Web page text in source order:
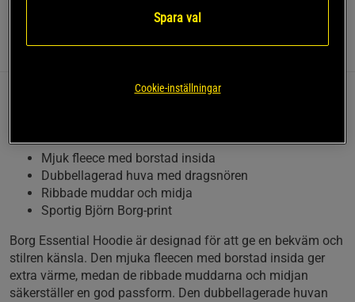
Mjuk fleece med borstad insida
Dubbellagerad huva med dragsnören
Ribbade muddar och midja
Sportig Björn Borg-print
Borg Essential Hoodie är designad för att ge en bekväm och
stilren känsla. Den mjuka fleecen med borstad insida ger
extra värme, medan de ribbade muddarna och midjan
säkerställer en god passform. Den dubbellagerade huvan
Spara val
Cookie-inställningar